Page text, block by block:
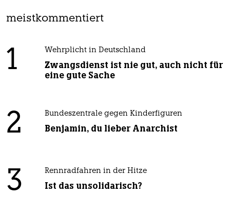
meistkommentiert
1 Wehrplicht in Deutschland
Zwangsdienst ist nie gut, auch nicht für
eine gute Sache
2 Bundeszentrale gegen Kinderfiguren
Benjamin, du lieber Anarchist
3 Rennradfahren in der Hitze
Ist das unsolidarisch?